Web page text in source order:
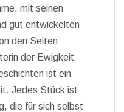
mit seinen
gut entwickelten
den Seiten
der Ewigkeit
ist ein
Jedes Stück ist
die für sich selbst